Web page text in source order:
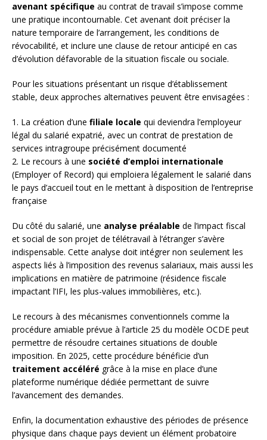
avenant spécifique au contrat de travail s’impose comme
une pratique incontournable. Cet avenant doit préciser la
nature temporaire de l’arrangement, les conditions de
révocabilité, et inclure une clause de retour anticipé en cas
d’évolution défavorable de la situation fiscale ou sociale.
Pour les situations présentant un risque d’établissement
stable, deux approches alternatives peuvent être envisagées :
1. La création d’une filiale locale qui deviendra l’employeur
légal du salarié expatrié, avec un contrat de prestation de
services intragroupe précisément documenté
2. Le recours à une société d’emploi internationale
(Employer of Record) qui emploiera légalement le salarié dans
le pays d’accueil tout en le mettant à disposition de l’entreprise
française
Du côté du salarié, une analyse préalable de l’impact fiscal
et social de son projet de télétravail à l’étranger s’avère
indispensable. Cette analyse doit intégrer non seulement les
aspects liés à l’imposition des revenus salariaux, mais aussi les
implications en matière de patrimoine (résidence fiscale
impactant l’IFI, les plus-values immobilières, etc.).
Le recours à des mécanismes conventionnels comme la
procédure amiable prévue à l’article 25 du modèle OCDE peut
permettre de résoudre certaines situations de double
imposition. En 2025, cette procédure bénéficie d’un
traitement accéléré grâce à la mise en place d’une
plateforme numérique dédiée permettant de suivre
l’avancement des demandes.
Enfin, la documentation exhaustive des périodes de présence
physique dans chaque pays devient un élément probatoire